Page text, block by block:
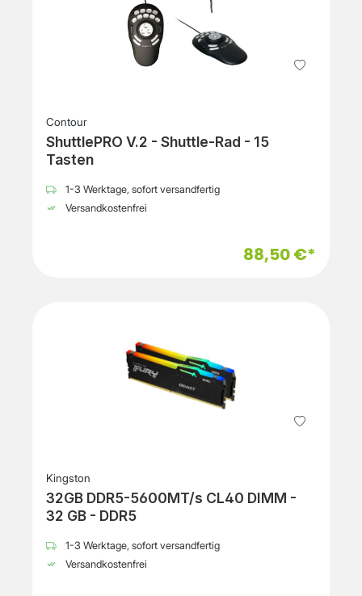
Contour
ShuttlePRO V.2 - Shuttle-Rad - 15
Tasten
1-3 Werktage, sofort versandfertig
Versandkostenfrei
88,50 €*
Kingston
32GB DDR5-5600MT/s CL40 DIMM -
32 GB - DDR5
1-3 Werktage, sofort versandfertig
Versandkostenfrei